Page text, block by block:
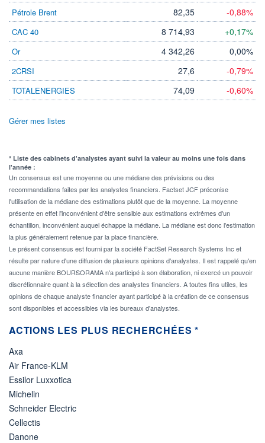
Pétrole Brent 82,35 -0,88%
CAC 40 8 714,93 +0,17%
Or 4 342,26 0,00%
2CRSI 27,6 -0,79%
TOTALENERGIES 74,09 -0,60%
Gérer mes listes
* Liste des cabinets d'analystes ayant suivi la valeur au moins une fois dans
l'année :
Un consensus est une moyenne ou une médiane des prévisions ou des
recommandations faites par les analystes financiers. Factset JCF préconise
l'utilisation de la médiane des estimations plutôt que de la moyenne. La moyenne
présente en effet l'inconvénient d'être sensible aux estimations extrêmes d'un
échantillon, inconvénient auquel échappe la médiane. La médiane est donc l'estimation
la plus généralement retenue par la place financière.
Le présent consensus est fourni par la société FactSet Research Systems Inc et
résulte par nature d'une diffusion de plusieurs opinions d'analystes. Il est rappelé qu'en
aucune manière BOURSORAMA n'a participé à son élaboration, ni exercé un pouvoir
discrétionnaire quant à la sélection des analystes financiers. A toutes fins utiles, les
opinions de chaque analyste financier ayant participé à la création de ce consensus
sont disponibles et accessibles via les bureaux d'analystes.
ACTIONS LES PLUS RECHERCHÉES *
Axa
Air France-KLM
Essilor Luxxotica
Michelin
Schneider Electric
Cellectis
Danone